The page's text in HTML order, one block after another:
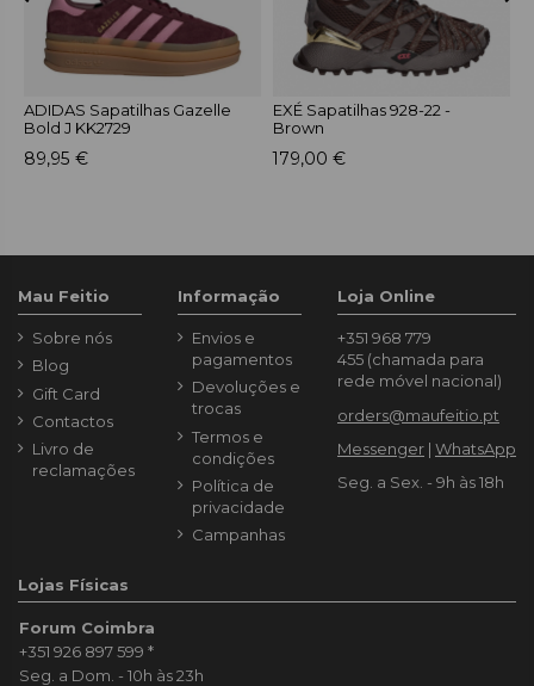
ADIDAS Sapatilhas Gazelle
Bold J KK2729
89,95 €
EXÉ Sapatilhas 928-22 -
Brown
179,00 €
Mau Feitio
Sobre nós
Blog
Gift Card
Contactos
Livro de
reclamações
Informação
Envios e
pagamentos
Devoluções e
trocas
Termos e
condições
Política de
privacidade
Campanhas
Loja Online
+351 968 779
455 (chamada para
rede móvel nacional)
orders@maufeitio.pt
Messenger | WhatsApp
Seg. a Sex. - 9h às 18h
Lojas Físicas
Forum Coimbra
+351 926 897 599 *
Seg. a Dom. - 10h às 23h